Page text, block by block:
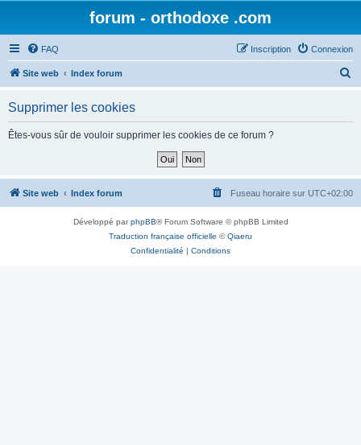
forum - orthodoxe .com
FAQ Connexion
Inscription
Site web Index forum
h
Supprimer les cookies
Êtes-vous sûr de vouloir supprimer les cookies de ce forum ?
Site web Index forum Fuseau horaire sur UTC+02:00
Développé parphpBB® Forum Software © phpBB Limited
Traduction française officielle ©Qiaeru
Confidentialité | Conditions